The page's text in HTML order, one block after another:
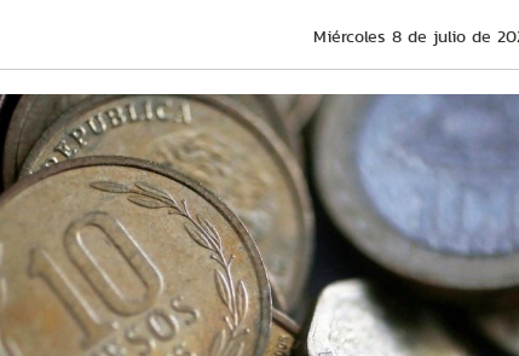
Miércoles 8 de julio de